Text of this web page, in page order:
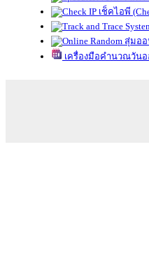
เช็คไอพี
สุ่มอ
เครื่องมือคำนวณวัน